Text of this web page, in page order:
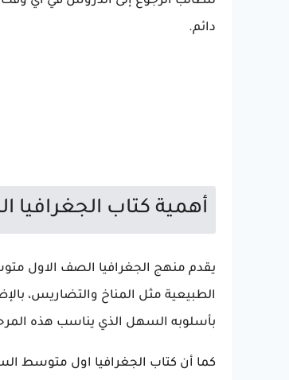
دائم.
أهمية كتاب
يقدم منهج الجغرافيا الصف الاول
الطبيعية مثل المناخ والتضاريس،
بأسلوبه السهل الذي يناسب هذه